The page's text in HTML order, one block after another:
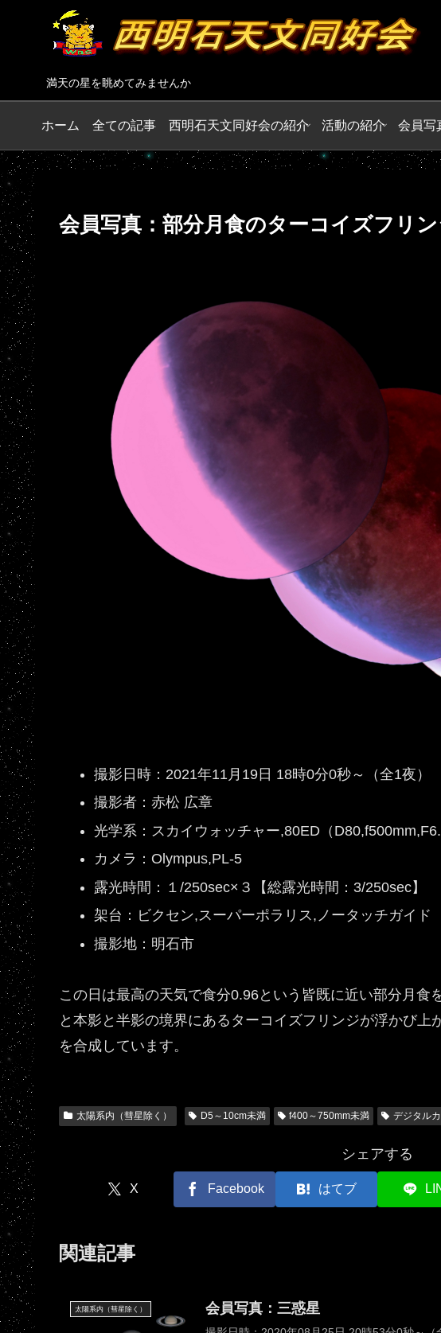
満天の星を眺めてみませんか
ホーム 全ての記事 西明石天文同好会の紹介 活動の紹介 会員写
会員写真：部分月食のターコイズフリ
撮影日時：2021年11月19日 18時0分0秒～（全1夜）
撮影者：赤松 広章
光学系：スカイウォッチャー,80ED（
カメラ：Olympus,PL-5
露光時間：１/250sec×３【総露光時間：3/250sec】
架台：ビクセン,スーパーポラリス,ノータッチガイド
撮影地：明石市
この日は最高の天気で食分0.96という皆既に近い部分月食
と本影と半影の境界にあるターコイズフリンジが浮かび上
を合成しています。
太陽系内（彗星除く） D5～10cm未満 f400～750mm未満 デジタル
シェアする
X Facebook はてブ
関連記事
太陽系内（彗星除く） 会員写真：三惑星